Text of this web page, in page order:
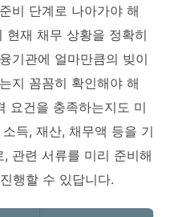
비 단계로 나아가야 해
현재 채무 상황을 정확히
기관에 얼마만큼의 빚이
지 꼼꼼히 확인해야 해
요건을 충족하는지도 미
득, 재산, 채무액 등을 기
관련 서류를 미리 준비해
행할 수 있답니다.